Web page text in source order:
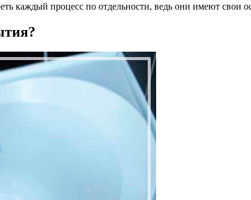
каждый процесс по отдельности, ведь они имеют